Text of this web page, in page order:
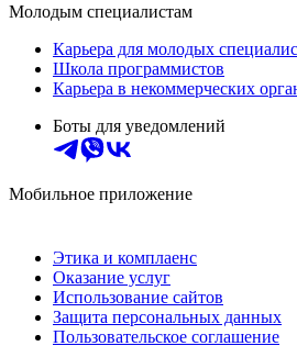
Молодым специалистам
Карьера для молодых
Школа программистов
Карьера в некоммерческих
Боты для уведомлений
Мобильное приложение
Этика и комплаенс
Оказание услуг
Использование сайтов
Защита персональных данных
Пользовательское соглашение